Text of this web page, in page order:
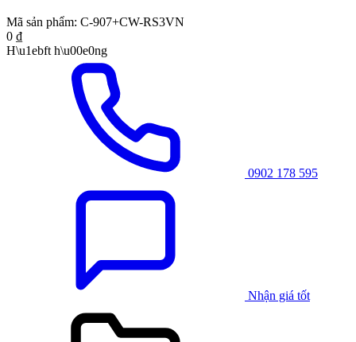
Mã sản phẩm: C-907+CW-RS3VN
0 ₫
H\u1ebft h\u00e0ng
0902 178 595
Nhận giá tốt